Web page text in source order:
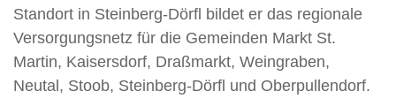
Standort in Steinberg-Dörfl bildet er das regionale
Versorgungsnetz für die Gemeinden Markt St.
Martin, Kaisersdorf, Draßmarkt, Weingraben,
Neutal, Stoob, Steinberg-Dörfl und Oberpullendorf.